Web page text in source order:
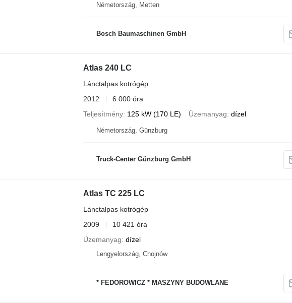
Németország, Metten
Bosch Baumaschinen GmbH
Atlas 240 LC
Lánctalpas kotrógép
2012
6 000 óra
Teljesítmény 125 kW (170 LE) Üzemanyag dízel
Németország, Günzburg
Truck-Center Günzburg GmbH
Atlas TC 225 LC
Lánctalpas kotrógép
2009
10 421 óra
Üzemanyag dízel
Lengyelország, Chojnów
* FEDOROWICZ * MASZYNY BUDOWLANE